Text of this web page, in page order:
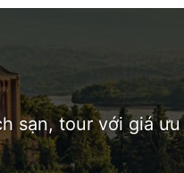
sạn, tour với giá